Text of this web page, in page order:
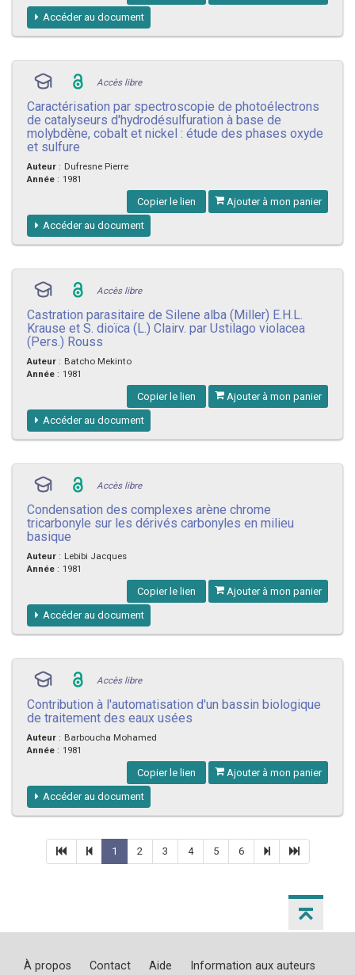
Accéder au document
Accès libre
Caractérisation par spectroscopie de photoélectrons
de catalyseurs d'hydrodésulfuration à base de
molybdène, cobalt et nickel : étude des phases oxyde
et sulfure
Auteur : Dufresne Pierre
Année : 1981
Copier le lien Ajouter à mon panier
Accéder au document
Accès libre
Castration parasitaire de Silene alba (Miller) E.H.L.
Krause et S. dioïca (L.) Clairv. par Ustilago violacea
(Pers.) Rouss
Auteur : Batcho Mekinto
Année : 1981
Copier le lien Ajouter à mon panier
Accéder au document
Accès libre
Condensation des complexes arène chrome
tricarbonyle sur les dérivés carbonyles en milieu
basique
Auteur : Lebibi Jacques
Année : 1981
Copier le lien Ajouter à mon panier
Accéder au document
Accès libre
Contribution à l'automatisation d'un bassin biologique
de traitement des eaux usées
Auteur : Barboucha Mohamed
Année : 1981
Copier le lien Ajouter à mon panier
Accéder au document
1 2 3 4 5 6
À propos Contact Aide Information aux auteurs